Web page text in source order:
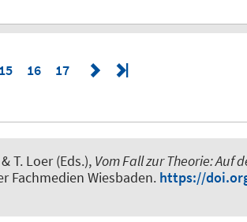
15 16 17
T. Loer (Eds.), Vom Fall zur Theorie: Auf
Fachmedien Wiesbaden. https://